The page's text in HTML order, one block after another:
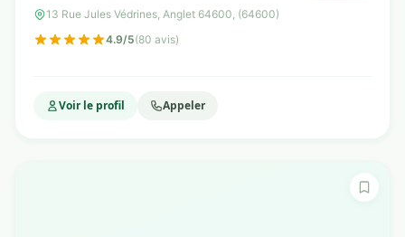
Nutritionniste Anglet
13 Rue Jules Védrines, Anglet 64600, (64600)
4.9/5(80 avis)
Voir le profil Appeler